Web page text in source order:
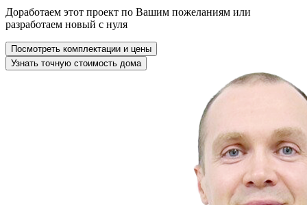
Доработаем этот проект по Вашим пожеланиям или
разработаем новый с нуля
Посмотреть комплектации и цены
Узнать точную стоимость дома